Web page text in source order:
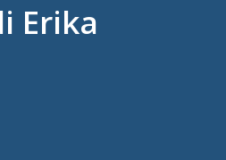
Erika